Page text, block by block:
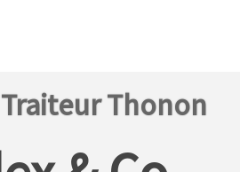
Thonon